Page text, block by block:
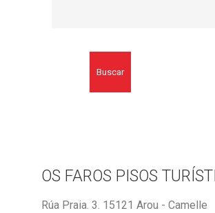
Buscar
OS FAROS PISOS
Rúa Praia. 3. 15121 Arou - Camelle